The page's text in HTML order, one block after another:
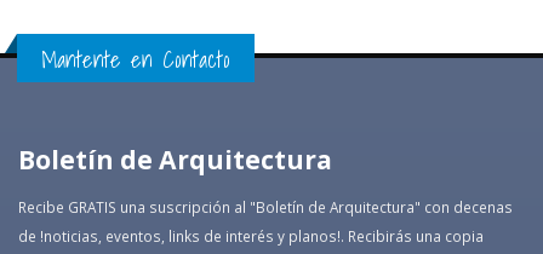
Mantente en Contacto
Boletín de Arquitectura
Recibe GRATIS una suscripción al "Boletín de Arquitectura" con decenas
de !noticias, eventos, links de interés y planos!. Recibirás una copia